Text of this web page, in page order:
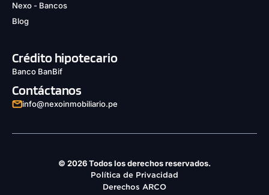
Nexo - Bancos
Blog
Crédito hipotecario
Banco BanBif
Contáctanos
info@nexoinmobiliario.pe
© 2026 Todos los derechos reservados.
Política de Privacidad
Derechos ARCO